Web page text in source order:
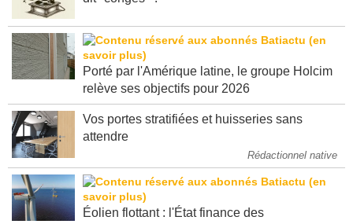
Porté par l'Amérique latine, le groupe Holcim
Vos portes stratifiées et huisseries sans
Rédactionnel native